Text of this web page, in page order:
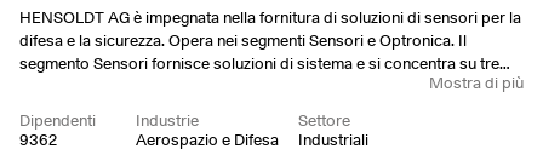
HENSOLDT AG è impegnata nella fornitura di soluzioni di sensori per la
difesa e la sicurezza. Opera nei segmenti Sensori e Optronica. Il
segmento Sensori fornisce soluzioni di sistema e si concentra su tre
divisioni: radar e soluzioni navali, soluzioni per il dominio dello spettro
Optronica comprende la divisione optronica e soluzioni terrestri,
l'optronica e l'ottica e gli strumenti di precisione per applicazioni
Mostra di più
Dipendenti
9362
Industrie
Aerospazio e Difesa
Settore
Industriali